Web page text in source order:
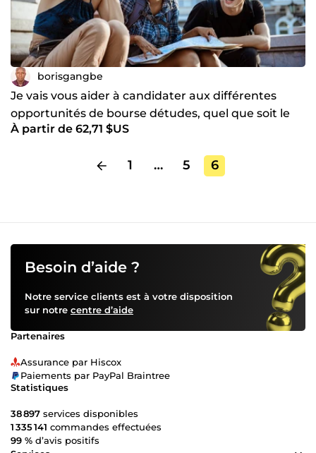
borisgangbe
Je vais vous aider à candidater aux différentes
opportunités de bourse détudes, quel que soit le
pays
À partir de 62,71 $US
1 … 5 6
Besoin d’aide ?
Notre service clients est à votre disposition
sur notre centre d’aide
Partenaires
Assurance par Hiscox
Paiements par PayPal Braintree
Statistiques
38 897 services disponibles
1 335 141 commandes effectuées
99 % d’avis positifs